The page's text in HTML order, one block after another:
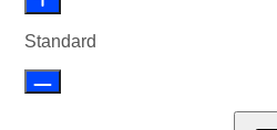
Standard